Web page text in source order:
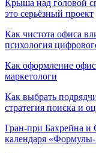
Крыша над головой
это серьёзный проект
Как чистота офиса
психология
Как оформление
маркетологи
Как выбрать
стратегия поиска и
Гран-при Бахрейна и
календаря